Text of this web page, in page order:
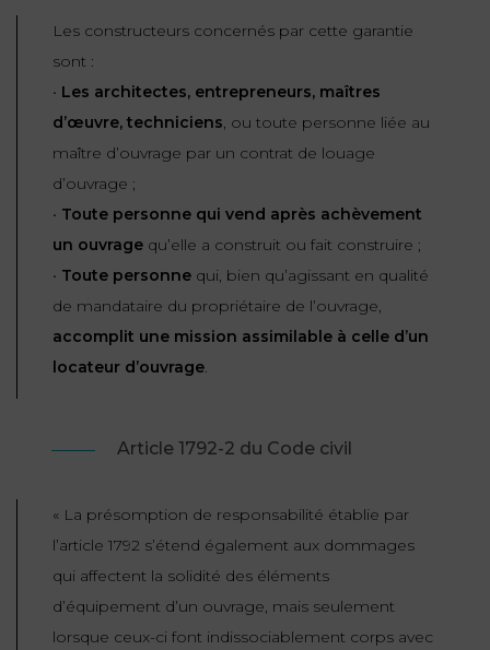
Les constructeurs concernés par cette garantie
sont :
• Les architectes, entrepreneurs, maîtres
d’œuvre, techniciens, ou toute personne liée au
maître d’ouvrage par un contrat de louage
d’ouvrage ;
• Toute personne qui vend après achèvement
un ouvrage qu’elle a construit ou fait construire ;
• Toute personne qui, bien qu’agissant en qualité
de mandataire du propriétaire de l’ouvrage,
accomplit une mission assimilable à celle d’un
locateur d’ouvrage.
Article 1792-2 du Code civil
« La présomption de responsabilité établie par
l’article 1792 s’étend également aux dommages
qui affectent la solidité des éléments
d’équipement d’un ouvrage, mais seulement
lorsque ceux-ci font indissociablement corps avec